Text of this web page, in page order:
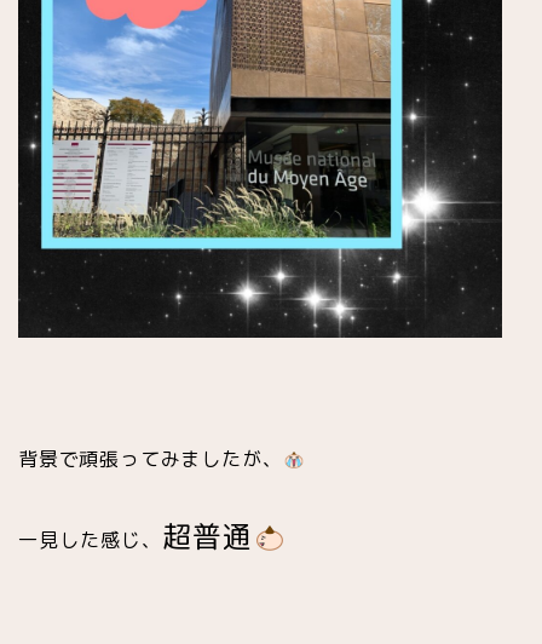
背景で頑張ってみましたが、
一見した感じ、 超普通